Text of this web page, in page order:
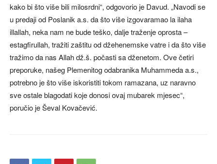
kako bi što više bili milosrdni“, odgovorio je Davud. „Navodi se
u predaji od Poslanik a.s. da što više izgovaramao la ilaha
illallah, neka nam ne bude teško, dalje traženje oprosta –
estagfirullah, tražiti zaštitu od džehenemske vatre i da što više
tražimo da nas Allah dž.š. počasti sa dženetom. Ove četiri
preporuke, našeg Plemenitog odabranika Muhammeda a.s.,
potrebno je što više iskoristiti tokom ramazana, uz naravno
sve ostale blagodati koje donosi ovaj mubarek mjesec“,
poručio je Ševal Kovačević.